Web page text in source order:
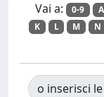
Vai a: 0-9 A
K
L M N
o inserisci